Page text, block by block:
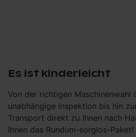
Es ist kinderleicht
Von der richtigen Maschinenwahl
unabhängige Inspektion bis hin
Transport direkt zu Ihnen nach
Ihnen das Rundum-sorglos-Paket!